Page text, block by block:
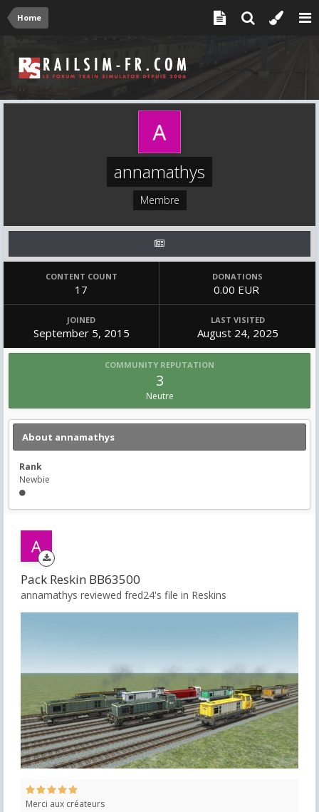
Home
annamathys
Membre
CONTENT COUNT
17
DONATIONS
0.00 EUR
JOINED
September 5, 2015
LAST VISITED
August 24, 2025
COMMUNITY REPUTATION
3
Neutre
About annamathys
Rank
Newbie
Pack Reskin BB63500
annamathys reviewed fred24's file in Reskins
Merci aux créateurs